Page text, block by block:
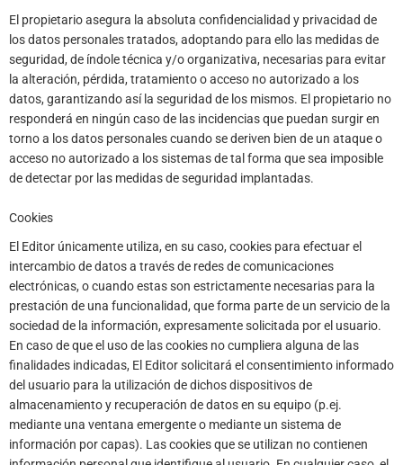
El propietario asegura la absoluta confidencialidad y privacidad de
los datos personales tratados, adoptando para ello las medidas de
seguridad, de índole técnica y/o organizativa, necesarias para evitar
la alteración, pérdida, tratamiento o acceso no autorizado a los
datos, garantizando así la seguridad de los mismos. El propietario no
responderá en ningún caso de las incidencias que puedan surgir en
torno a los datos personales cuando se deriven bien de un ataque o
acceso no autorizado a los sistemas de tal forma que sea imposible
de detectar por las medidas de seguridad implantadas.
Cookies
El Editor únicamente utiliza, en su caso, cookies para efectuar el
intercambio de datos a través de redes de comunicaciones
electrónicas, o cuando estas son estrictamente necesarias para la
prestación de una funcionalidad, que forma parte de un servicio de la
sociedad de la información, expresamente solicitada por el usuario.
En caso de que el uso de las cookies no cumpliera alguna de las
finalidades indicadas, El Editor solicitará el consentimiento informado
del usuario para la utilización de dichos dispositivos de
almacenamiento y recuperación de datos en su equipo (p.ej.
mediante una ventana emergente o mediante un sistema de
información por capas). Las cookies que se utilizan no contienen